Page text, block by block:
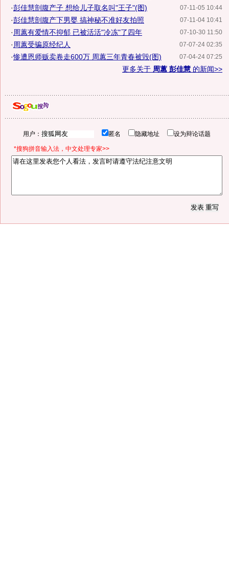
07-11-05 10:44
·彭佳慧剖腹产子 想给儿子取名叫"王子"(图)
07-11-04 10:41
·彭佳慧剖腹产下男婴 搞神秘不准好友拍照
07-10-30 11:50
· 周蕙有爱情不抑郁 已被活活"冷冻"了四年
07-07-24 02:35
· 周蕙受骗原经纪人
07-04-24 07:25
·惨遭恩师贩卖卷走600万 周蕙三年青春被毁(图)
更多关于 周蕙 彭佳慧 的新闻>>
用户： 匿名 隐藏地址 设为辩论话题
*搜狗拼音输入法，中文处理专家>>